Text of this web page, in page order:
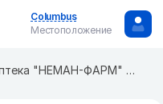
Columbus
Местоположение
​Аптека "НЕМАН-ФАРМ" № 73